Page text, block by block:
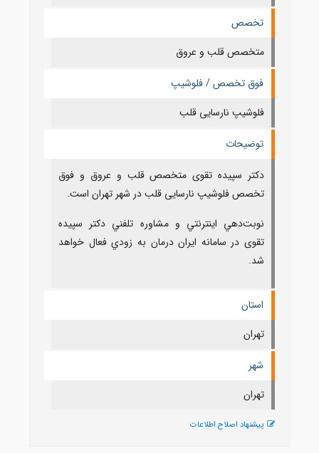
تخصص
متخصص قلب و عروق
فوق تخصص / فلوشیپ
فلوشیپ نارسایی قلب
توضیحات
دکتر سپیده تقوی متخصص قلب و عروق و فوق
تخصص فلوشیپ نارسایی قلب در شهر تهران است.
نوبت‌دهي اينترنتي و مشاوره تلفني دکتر سپیده
تقوی در سامانه ايران درمان به زودي فعال خواهد
شد.
استان
تهران
شهر
تهران
پیشنهاد اصلاح اطلاعات